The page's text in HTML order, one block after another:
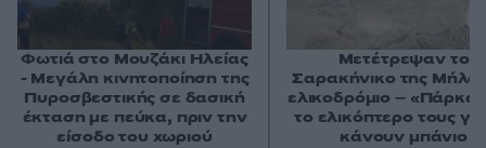
Φωτιά στο Μουζάκι Ηλείας
- Μεγάλη κινητοποίηση της
Πυροσβεστικής σε δασική
έκταση με πεύκα, πριν την
είσοδο του χωριού
Μετέτρεψαν το
Σαρακήνικο της
ελικοδρόμιο –
το ελικόπτερο τους
κάνουν μπάνιο